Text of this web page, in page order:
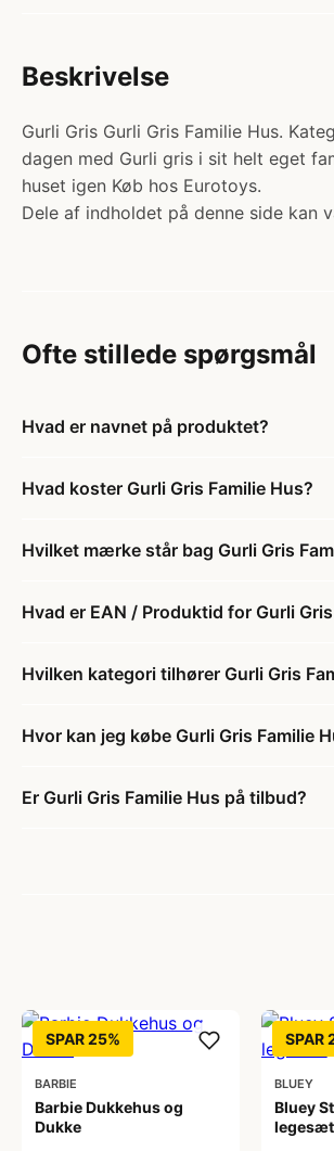
Beskrivelse
Gurli Gris Gurli Gris Familie Hus.
dagen med Gurli gris i sit helt eget
huset igen Køb hos Eurotoys.
Dele af indholdet på denne side
Ofte stillede spørgsmål
Hvad er navnet på produktet?
Hvad koster Gurli Gris Familie Hus?
Hvilket mærke står bag Gurli Gris
Hvad er EAN / Produktid for Gurli
Hvilken kategori tilhører Gurli Gris
Hvor kan jeg købe Gurli Gris Familie
Er Gurli Gris Familie Hus på tilbud?
SPAR 25%
BARBIE
Barbie Dukkehus og
Dukke
SPAR
BLUEY
Bluey
legesæt